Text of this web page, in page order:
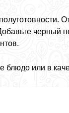
черный
или в